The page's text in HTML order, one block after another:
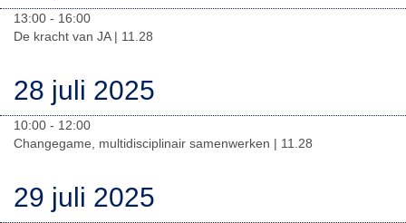
13:00 - 16:00
De kracht van JA | 11.28
28 juli 2025
10:00 - 12:00
Changegame, multidisciplinair samenwerken | 11.28
29 juli 2025